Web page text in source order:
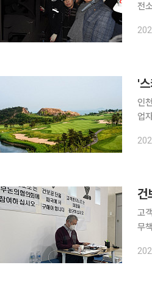
전
동·
'
인
업
전
건
고
무책임한 상황